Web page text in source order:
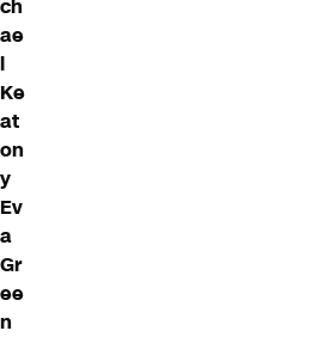
ch
ae
l
Ke
at
on
y
Ev
a
Gr
ee
n